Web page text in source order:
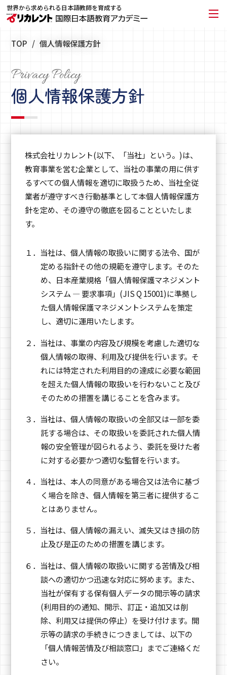
世界から求められる日本語教師を育成する
TOP 個人情報保護方針
Privacy Policy
個人情報保護方針
株式会社リカレント(以下、「当社」という。)は、
教育事業を営む企業として、当社の事業の用に供す
るすべての個人情報を適切に取扱うため、当社全従
業者が遵守すべき行動基準として本個人情報保護方
針を定め、その遵守の徹底を図ることといたしま
す。
１．当社は、個人情報の取扱いに関する法令、国が
定める指針その他の規範を遵守します。そのた
め、日本産業規格「個人情報保護マネジメント
システム — 要求事項」(JIS Q 15001)に準拠し
た個人情報保護マネジメントシステムを策定
し、適切に運用いたします。
２．当社は、事業の内容及び規模を考慮した適切な
個人情報の取得、利用及び提供を行います。そ
れには特定された利用目的の達成に必要な範囲
を超えた個人情報の取扱いを行わないこと及び
そのための措置を講じることを含みます。
３．当社は、個人情報の取扱いの全部又は一部を委
託する場合は、その取扱いを委託された個人情
報の安全管理が図られるよう、委託を受けた者
に対する必要かつ適切な監督を行います。
４．当社は、本人の同意がある場合又は法令に基づ
く場合を除き、個人情報を第三者に提供するこ
とはありません。
５．当社は、個人情報の漏えい、滅失又はき損の防
止及び是正のための措置を講じます。
６．当社は、個人情報の取扱いに関する苦情及び相
談への適切かつ迅速な対応に努めます。また、
当社が保有する保有個人データの開示等の請求
(利用目的の通知、開示、訂正・追加又は削
除、利用又は提供の停止）を受け付けます。開
示等の請求の手続きにつきましては、以下の
「個人情報苦情及び相談窓口」までご連絡くだ
さい。